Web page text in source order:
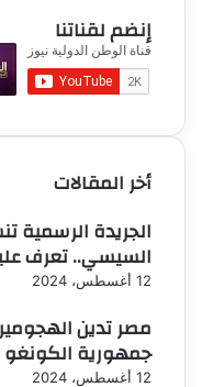
إنضم لقناتنا
أخر المقالات
الجريدة الرسمية
السيسي.. تعرف
12 أغسطس، 2024
مصر تدين
جمهورية الكونغو
12 أغسطس، 2024